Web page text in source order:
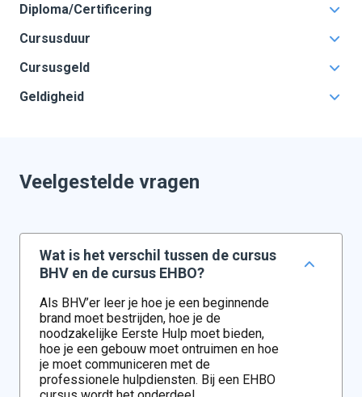
theoretisch gedeelte en uit een praktijkgedeelte
Diploma/Certificering
Cursusduur
Cursusgeld
stuur ons een e-mailbericht voor een vrijblijvende offerte
Geldigheid
Veelgestelde vragen
Wat is het verschil tussen de cursus
BHV en de cursus EHBO?
Als BHV’er leer je hoe je een beginnende
brand moet bestrijden, hoe je de
noodzakelijke Eerste Hulp moet bieden,
hoe je een gebouw moet ontruimen en hoe
je moet communiceren met de
professionele hulpdiensten. Bij een EHBO